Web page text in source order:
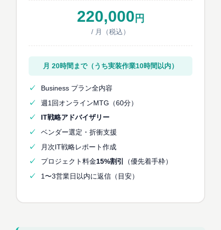
220,000 円
/ 月（税込）
月 20時間まで（うち実装作業10時間以内）
Business プラン全内容
週1回オンラインMTG（60分）
IT戦略アドバイザリー
ベンダー選定・折衝支援
月次IT戦略レポート作成
プロジェクト料金15%割引
（優先着手枠）
1〜3営業日以内に返信（目安）